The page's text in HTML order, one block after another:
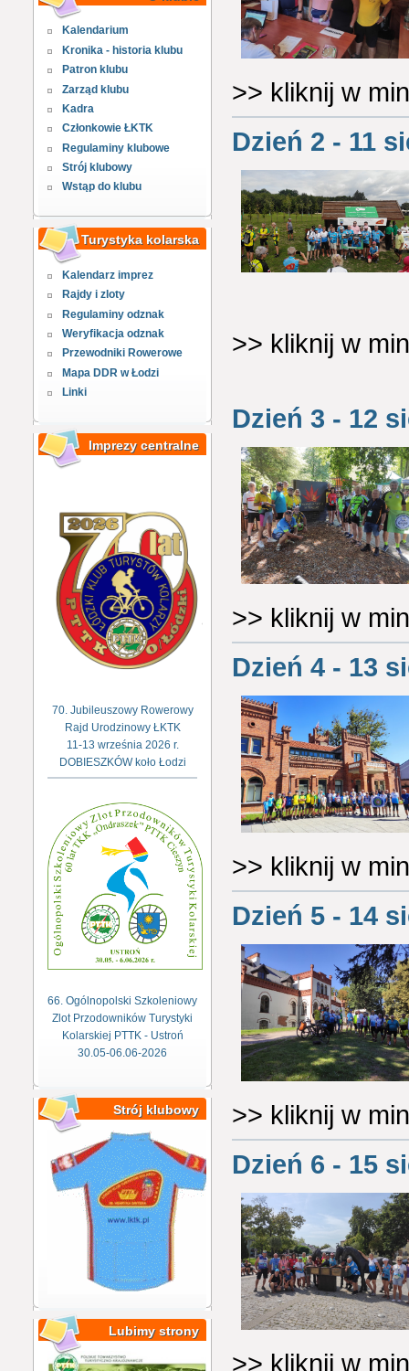
Kalendarium
Kronika - historia klubu
Patron klubu
Zarząd klubu
Kadra
Członkowie ŁKTK
Regulaminy klubowe
Strój klubowy
Wstąp do klubu
Turystyka kolarska
Kalendarz imprez
Rajdy i zloty
Regulaminy odznak
Weryfikacja odznak
Przewodniki Rowerowe
Mapa DDR w Łodzi
Linki
Imprezy centralne
70. Jubileuszowy Rowerowy
Rajd Urodzinowy ŁKTK
11-13 września 2026 r.
DOBIESZKÓW koło Łodzi
66. Ogólnopolski Szkoleniowy
Zlot Przodowników Turystyki
Kolarskiej PTTK - Ustroń
30.05-06.06-2026
Strój klubowy
Lubimy strony
>> kliknij w
Dzień 2 - 11
>> kliknij w
Dzień 3 - 12
>> kliknij w
Dzień 4 - 13
>> kliknij w
Dzień 5 - 14
>> kliknij w
Dzień 6 - 15
>> kliknij w